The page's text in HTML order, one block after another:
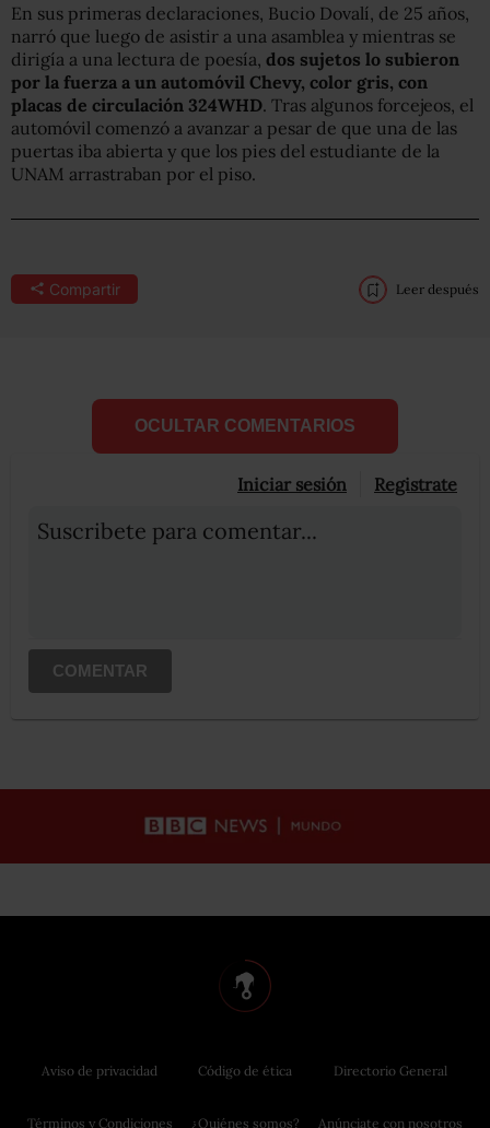
En sus primeras declaraciones, Bucio Dovalí, de 25 años,
narró que luego de asistir a una asamblea y mientras se
dirigía a una lectura de poesía, dos sujetos lo subieron
por la fuerza a un automóvil Chevy, color gris, con
placas de circulación 324WHD. Tras algunos forcejeos, el
automóvil comenzó a avanzar a pesar de que una de las
puertas iba abierta y que los pies del estudiante de la
UNAM arrastraban por el piso.
Compartir Leer después
OCULTAR COMENTARIOS
Iniciar sesión Registrate
Suscribete para comentar...
COMENTAR
Aviso de privacidad
Términos y Condiciones
Código de ética
¿Quiénes somos?
Directorio General
Anúnciate con nosotros